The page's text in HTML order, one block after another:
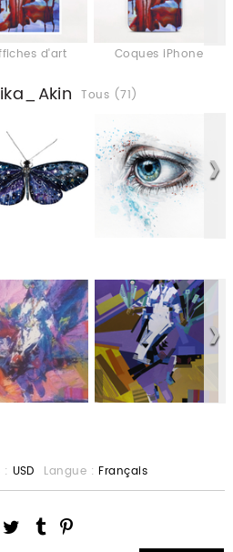
d'art Coques iPhone
Tous (71)
: USD Langue : Français